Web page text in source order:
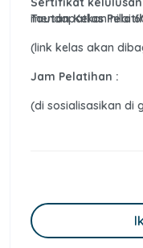
mendapatkan nilai
Tautan Kelas
(link kelas akan
Jam Pelatihan :
(di sosialisasikan di